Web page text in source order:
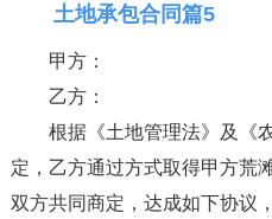
土地承包合同篇5
甲方：
乙方：
根据《土地管理法》及《
定，乙方通过方式取得甲方荒
双方共同商定，达成如下协议